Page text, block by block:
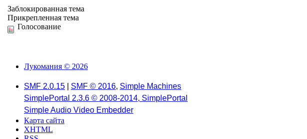
Заблокированная тема
Прикрепленная тема
Голосование
Лукомания © 2026
SMF 2.0.15 SMF © 2016, Simple Machines
SimplePortal 2.3.6 © 2008-2014, SimplePortal
Simple Audio Video Embedder
Карта сайта
XHTML